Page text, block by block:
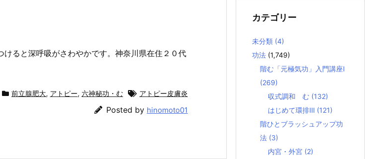
ると深呼吸がさわやかです。神奈川県在住２０代
前立腺肥大, アトピー, 六神秘功・む アトピー皮膚炎
Posted by hinomoto01
カテゴリー
未分類 (4)
功法 (1,749)
階む「元極気功」入門講座Ⅰ
(269)
収式調和 む (132)
はじめて環排Ⅲ (121)
階ひとブラッシュアップ功
法 (3)
内宮・外宮 (2)